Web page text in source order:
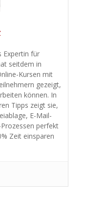
Expertin für
seitdem in
Kursen mit
gezeigt,
können. In
Tipps zeigt sie,
E-Mail-
perfekt
Zeit einsparen